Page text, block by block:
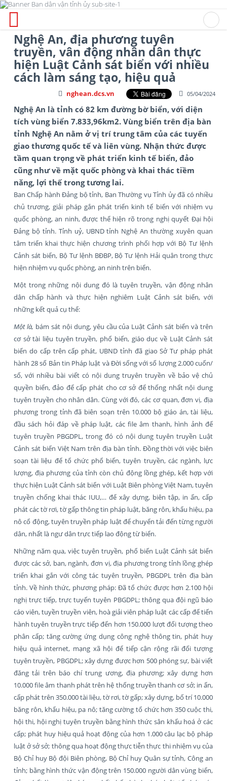
Nghệ An, địa phương tuyên
truyền, vân động nhân dân thực
hiện Luật Cảnh sát biển với nhiều
cách làm sáng tạo, hiệu quả
05/04/2024
nghean.dcs.vn
Nghệ An là tỉnh có 82 km đường bờ biển, với diện
tích vùng biển 7.833,96km2. Vùng biển trên địa bàn
tỉnh Nghệ An nằm ở vị trí trung tâm của các tuyến
giao thương quốc tế và liên vùng. Nhận thức được
tầm quan trọng về phát triển kinh tế biển, đảo
cũng như về mặt quốc phòng và khai thác tiềm
năng, lợi thế trong tương lai.
Ban Chấp hành Đảng bộ tỉnh, Ban Thường vụ Tỉnh ủy đã có nhiều
chủ trương, giải pháp gắn phát triển kinh tế biển với nhiệm vụ
quốc phòng, an ninh, được thể hiện rõ trong nghị quyết Đại hội
Đảng bộ tỉnh. Tỉnh uỷ, UBND tỉnh Nghệ An thường xuyên quan
tâm triển khai thực hiện chương trình phối hợp với Bộ Tư lệnh
Cảnh sát biển, Bộ Tư lệnh BĐBP, Bộ Tư lệnh Hải quân trong thực
hiện nhiệm vụ quốc phòng, an ninh trên biển.
Một trong những nội dung đó là tuyên truyền, vận động nhân
dân chấp hành và thực hiện nghiêm Luật Cảnh sát biển, với
những kết quả cụ thể:
Một là, bám sát nội dung, yêu cầu của Luật Cảnh sát biển và trên
cơ sở tài liệu tuyên truyền, phổ biến, giáo dục về Luật Cảnh sát
biển do cấp trên cấp phát, UBND tỉnh đã giao Sở Tư pháp phát
hành 28 số Bản tin Pháp luật và Đời sống với số lượng 2.000 cuốn/
số, với nhiều bài viết có nội dung truyên truyền về bảo vệ chủ
quyền biển, đảo để cấp phát cho cơ sở để thống nhất nội dung
tuyên truyền cho nhân dân. Cùng với đó, các cơ quan, đơn vị, địa
phương trong tỉnh đã biên soạn trên 10.000 bộ giáo án, tài liệu,
đầu sách hỏi đáp về pháp luật, các file âm thanh, hình ảnh để
tuyên truyền PBGDPL, trong đó có nội dung tuyên truyền Luật
Cảnh sát biển Việt Nam trên địa bàn tỉnh. Đồng thời với việc biên
soạn tài liệu để tổ chức phổ biến, tuyên truyền, các ngành, lực
lượng, địa phương của tỉnh còn chủ động lồng ghép, kết hợp với
thực hiện Luật Cảnh sát biển với Luật Biên phòng Việt Nam, tuyên
truyền chống khai thác IUU,… để xây dựng, biên tập, in ấn, cấp
phát các tờ rơi, tờ gấp thông tin pháp luật, băng rôn, khẩu hiệu, pa
nô cổ động, tuyên truyền pháp luật để chuyển tải đến từng người
dân, nhất là ngư dân trực tiếp lao động từ biển.
Những năm qua, việc tuyên truyền, phổ biến Luật Cảnh sát biển
được các sở, ban, ngành, đơn vị, địa phương trong tỉnh lồng ghép
triển khai gắn với công tác tuyên truyền, PBGDPL trên địa bàn
tỉnh. Về hình thức, phương pháp: Đã tổ chức được hơn 2.100 hội
nghị trực tiếp, trực tuyến tuyên PBGDPL; thông qua đội ngũ báo
cáo viên, tuyền truyền viên, hoà giải viên pháp luật các cấp để tiến
hành tuyên truyền trực tiếp đến hơn 150.000 lượt đối tượng theo
phân cấp; tăng cường ứng dụng công nghệ thông tin, phát huy
hiệu quả internet, mạng xã hội để tiếp cận rộng rãi đối tượng
tuyên truyền, PBGDPL; xây dựng được hơn 500 phóng sự, bài viết
đăng tải trên báo chí trung ương, địa phương; xây dựng hơn
10.000 file âm thanh phát trên hệ thống truyền thanh cơ sở; in ấn,
cấp phát trên 350.000 tài liệu, tờ rơi, tờ gấp; xây dựng, bố trí 10.000
băng rôn, khẩu hiệu, pa nô; tăng cường tổ chức hơn 350 cuộc thi,
hội thi, hội nghị tuyên truyền bằng hình thức sân khấu hoá ở các
cấp; phát huy hiệu quả hoạt động của hơn 1.000 câu lạc bộ pháp
luật ở sở sở; thông qua hoạt động thực tiễn thực thi nhiệm vụ của
Bộ Chỉ huy Bộ đội Biên phòng, Bộ Chỉ huy Quân sự tỉnh, Công an
tỉnh; bằng hình thức vận động trên 150.000 người dân vùng biển,